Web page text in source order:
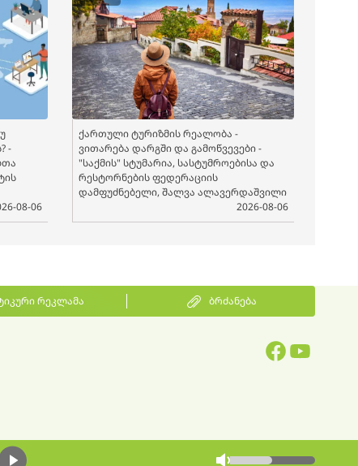
-
08-06
ქართული ტურიზმის რეალობა -
ვითარება დარგში და გამოწვევები -
"საქმის" სტუმარია, სასტუმროებისა და
რესტორნების ფედერაციის
დამფუძნებელი, შალვა ალავერდაშვილი
2026-08-06
რეკლამა ბრძანება